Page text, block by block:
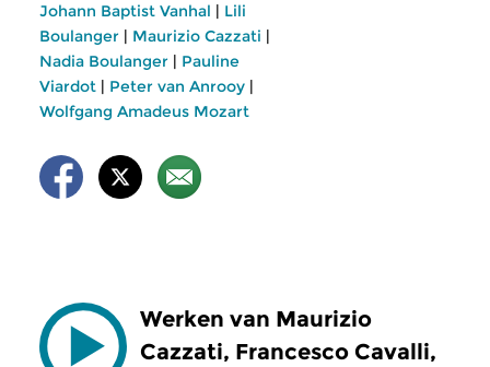
Johann Baptist Vanhal | Lili
Boulanger | Maurizio Cazzati |
Nadia Boulanger | Pauline
Viardot | Peter van Anrooy |
Wolfgang Amadeus Mozart
Werken van Maurizio
Cazzati, Francesco Cavalli,